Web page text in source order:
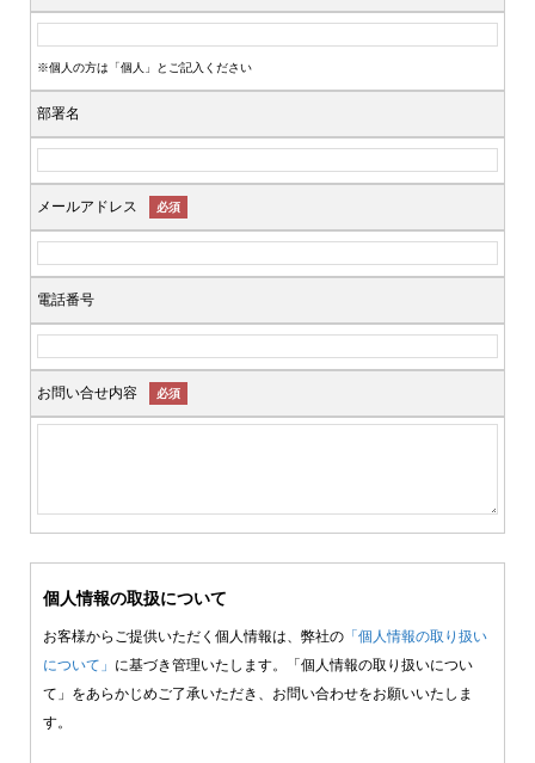
※個人の方は「個人」とご記入ください
部署名
メールアドレス 必須
電話番号
お問い合せ内容 必須
個人情報の取扱について
お客様からご提供いただく個人情報は、弊社の 「個人情報の取り扱い
について」 に基づき管理いたします。「個人情報の取り扱いについ
て」をあらかじめご了承いただき、お問い合わせをお願いいたしま
す。